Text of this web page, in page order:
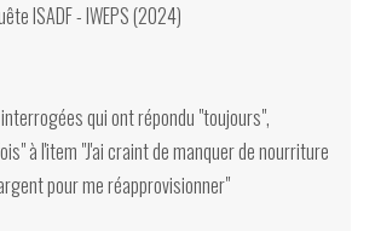
ISADF - IWEPS (2024)
qui ont répondu "toujours",
à l'item "J'ai craint de manquer de nourriture
pour me réapprovisionner"